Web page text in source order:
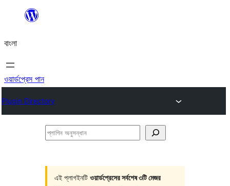
যান
বাংলা
ওয়ার্ডপ্রেস পান
Plugin Directory
প্লাগিন
এই প্লাগইনটি ওয়ার্ডপ্রেসের সর্বশেষ ৩টি মেজর